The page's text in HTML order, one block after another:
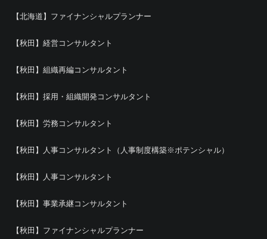
【北海道】ファイナンシャルプランナー
【秋田】経営コンサルタント
【秋田】組織再編コンサルタント
【秋田】採用・組織開発コンサルタント
【秋田】労務コンサルタント
【秋田】人事コンサルタント（人事制度構築※ポテンシャル）
【秋田】人事コンサルタント
【秋田】事業承継コンサルタント
【秋田】ファイナンシャルプランナー